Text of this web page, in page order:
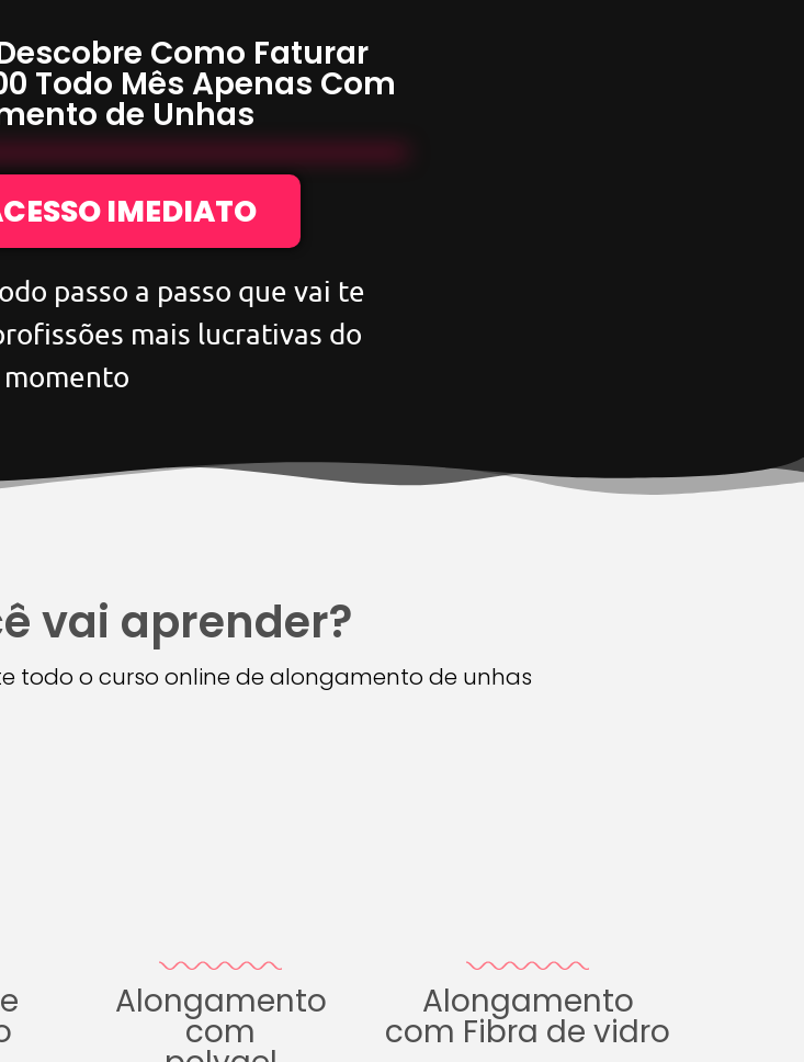
Como Faturar
Todo Mês Apenas Com
de Unhas
IMEDIATO
passo a passo que vai te
mais lucrativas do
momento
vai aprender?
todo o curso online de alongamento de unhas
Alongamento
com
Alongamento
com Fibra de vidro